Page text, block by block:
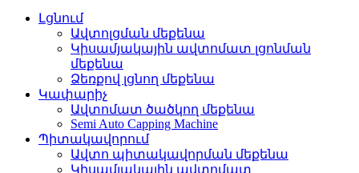
Լցնում
Ավտոլցման մեքենա
Կիսամյակային ավտոմատ լցոնման
մեքենա
Ձեռքով լցնող մեքենա
Կափարիչ
Ավտոմատ ծածկող մեքենա
Semi Auto Capping Machine
Պիտակավորում
Ավտո պիտակավորման մեքենա
Կիսամյակային ավտոմատ